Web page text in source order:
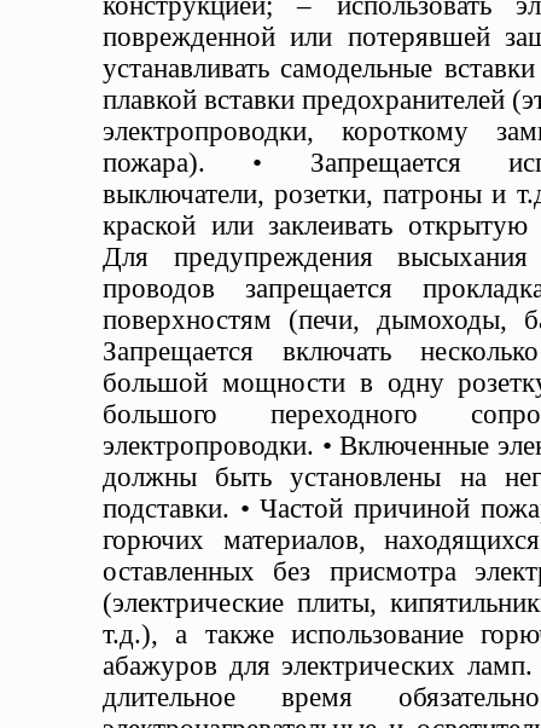
поврежденной или потерявшей
устанавливать самодельные
плавкой вставки предохранителей
электропроводки, короткому
пожара). • Запрещается
выключатели, розетки, патроны и
краской или заклеивать
Для предупреждения
проводов запрещается
поверхностям (печи, дымоходы,
Запрещается включать
большой мощности в одну
большого переходного
электропроводки. • Включенные
должны быть установлены на
подставки. • Частой причиной
горючих материалов,
оставленных без присмотра
(электрические плиты,
т.д.), а также использование
абажуров для электрических
длительное время